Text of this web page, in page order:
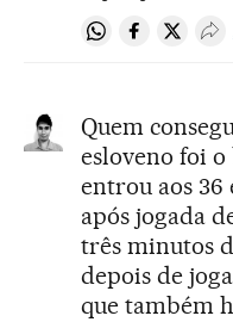
Compartir en
Compartir
Quem
esloveno foi
entrou aos 36
após jogada
três minutos
depois de
que também